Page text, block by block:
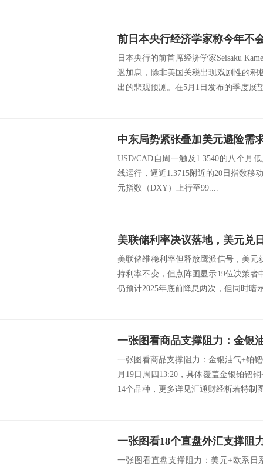
前日本央行经济学家称今年不
日本央行的前首席经济学家Seisaku
迟加息，除非美国关税出现戏剧性的积
出的悲观预测。在5月1日发布的季度展
USD/CAD自周一触及1.3540的八个月
线运行，逼近1.3715附近的20日指数移
元指数（DXY）上行至99....
美联储利率决议落地，美元兑
美联储维稳利率但释放鹰派信号，美元
持利率不变，但点阵图显示19位决策者
仍预计2025年底前降息两次，但同时暗
一张图看商品支撑阻力：金银油气+铂
月19日周四13:20，具体覆盖金银铂钯
14个品种，更多详见汇通财经析若特制
一张图看直盘支撑阻力：美元+欧系日